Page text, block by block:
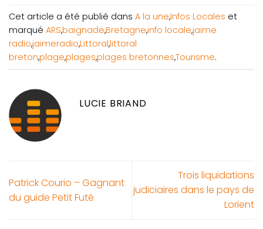
Cet article a été publié dans A la une,Infos Locales et
marqué ARS,baignade,Bretagne,info locale,jaime
radio,jaimeradio,Littoral,littoral
breton,plage,plages,plages bretonnes,Tourisme.
LUCIE BRIAND
Patrick Courio – Gagnant
du guide Petit Futé
Trois liquidations
judiciaires dans le pays de
Lorient